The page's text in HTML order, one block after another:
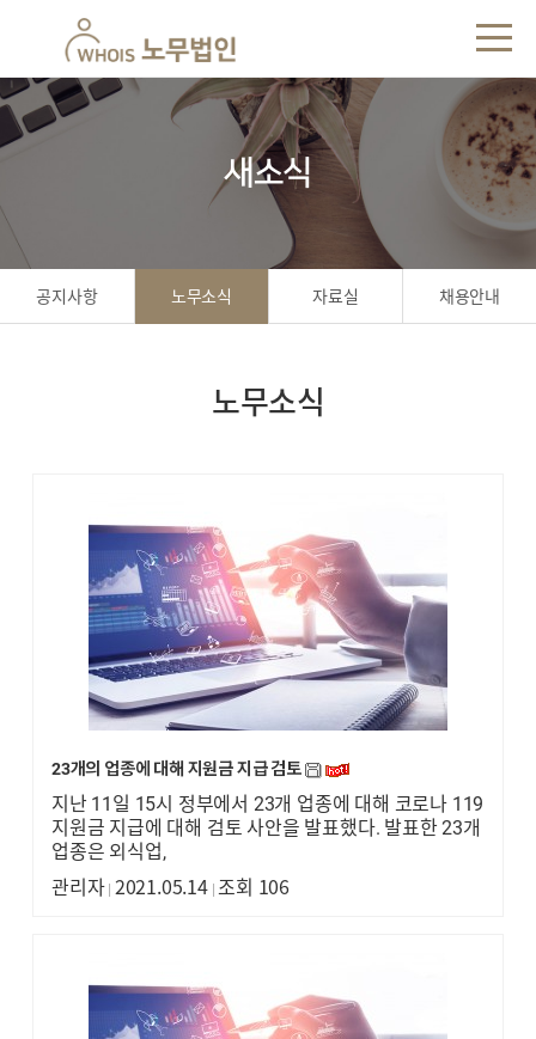
공지사항 노무소식 자료실 채용안내
새소식
노무소식
23개의 업종에 대해 지원금 지급 검토
지난 11일 15시 정부에서 23개 업종에 대해 코로나 119
지원금 지급에 대해 검토 사안을 발표했다. 발표한 23개
업종은 외식업,
관리자| 2021.05.14|조회 106